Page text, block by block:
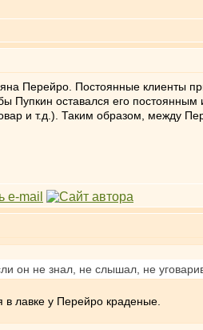
Перейро. Постоянные клиенты
Пупкин оставался его
и т.д.). Таким образом, между
он не знал, не слышал, не
лавке у Перейро краденые.